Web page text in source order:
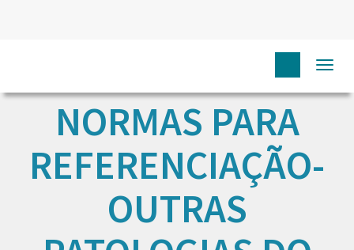
NORMAS PARA
REFERENCIAÇÃO-
OUTRAS